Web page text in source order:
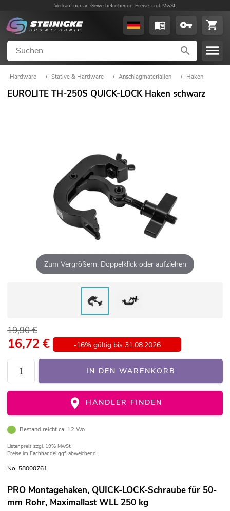
Verkauf nur an Gewerbetreibende. Preise zzgl. MwSt.
Hardware / Stative & Hardware / Anschlagmaterialien / Haken
EUROLITE TH-250S QUICK-LOCK Haken schwarz
Zum Vergrößern: Doppelklick oder aufziehen
19,90 €
16,72 € -16% gültig bis 31.08.2026
IN DEN WARENKORB
HÄNDLER FINDEN
Bestand reicht ca. 12 Wo.
Listenpreis zzgl. 19% MwSt.
Preise im Fachhandel ggf. abweichend.
No. 58000761
PRO Montagehaken, QUICK-LOCK-Schraube für 50-
mm Rohr, Maximallast WLL 250 kg